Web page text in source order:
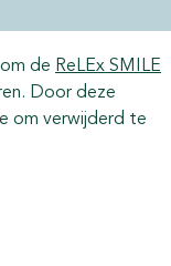
de ReLEx SMILE
Door deze
om verwijderd te